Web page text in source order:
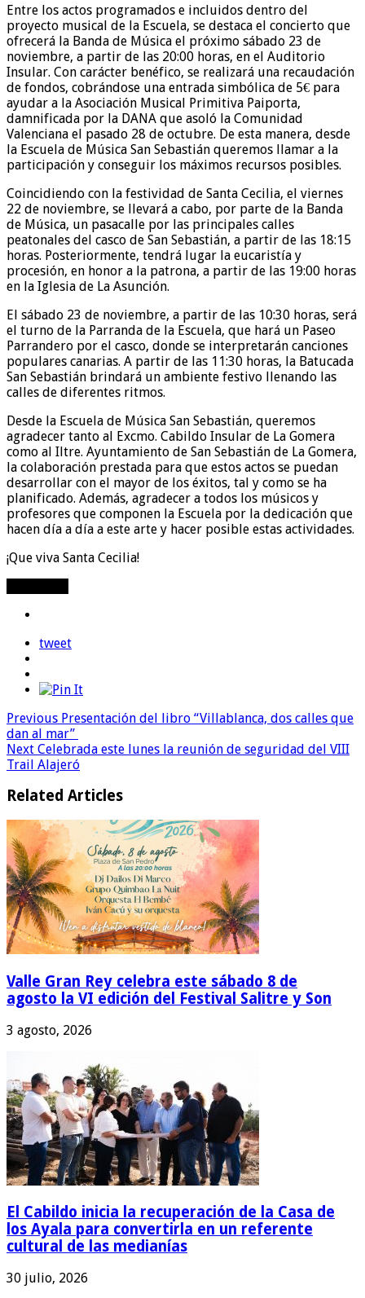
Entre los actos programados e incluidos dentro del
proyecto musical de la Escuela, se destaca el concierto que
ofrecerá la Banda de Música el próximo sábado 23 de
noviembre, a partir de las 20:00 horas, en el Auditorio
Insular. Con carácter benéfico, se realizará una recaudación
de fondos, cobrándose una entrada simbólica de 5€ para
ayudar a la Asociación Musical Primitiva Paiporta,
damnificada por la DANA que asoló la Comunidad
Valenciana el pasado 28 de octubre. De esta manera, desde
la Escuela de Música San Sebastián queremos llamar a la
participación y conseguir los máximos recursos posibles.
Coincidiendo con la festividad de Santa Cecilia, el viernes
22 de noviembre, se llevará a cabo, por parte de la Banda
de Música, un pasacalle por las principales calles
peatonales del casco de San Sebastián, a partir de las 18:15
horas. Posteriormente, tendrá lugar la eucaristía y
procesión, en honor a la patrona, a partir de las 19:00 horas
en la Iglesia de La Asunción.
El sábado 23 de noviembre, a partir de las 10:30 horas, será
el turno de la Parranda de la Escuela, que hará un Paseo
Parrandero por el casco, donde se interpretarán canciones
populares canarias. A partir de las 11:30 horas, la Batucada
San Sebastián brindará un ambiente festivo llenando las
calles de diferentes ritmos.
Desde la Escuela de Música San Sebastián, queremos
agradecer tanto al Excmo. Cabildo Insular de La Gomera
como al Iltre. Ayuntamiento de San Sebastián de La Gomera,
la colaboración prestada para que estos actos se puedan
desarrollar con el mayor de los éxitos, tal y como se ha
planificado. Además, agradecer a todos los músicos y
profesores que componen la Escuela por la dedicación que
hacen día a día a este arte y hacer posible estas actividades.
¡Que viva Santa Cecilia!
tweet
Previous Presentación del libro “Villablanca, dos calles que
dan al mar”
Next Celebrada este lunes la reunión de seguridad del VIII
Trail Alajeró
Related Articles
Valle Gran Rey celebra este sábado 8 de
agosto la VI edición del Festival Salitre y Son
3 agosto, 2026
El Cabildo inicia la recuperación de la Casa de
los Ayala para convertirla en un referente
cultural de las medianías
30 julio, 2026